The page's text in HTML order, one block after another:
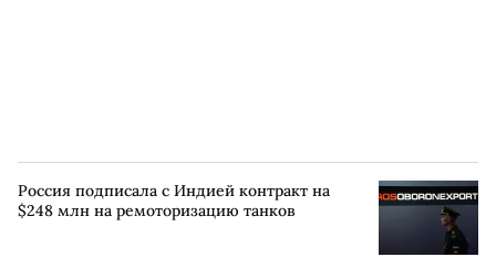
Россия подписала с Индией контракт на
$248 млн на ремоторизацию танков